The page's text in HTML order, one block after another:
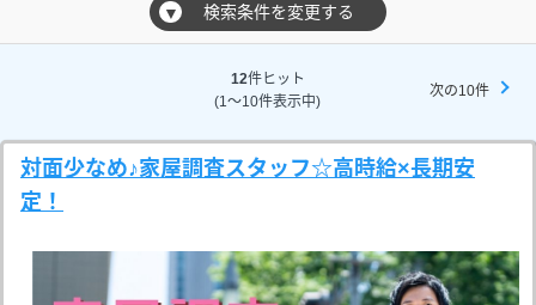
▼ 検索条件を変更する
12件ヒット
(1～10件表示中)
次の10件
対面少なめ♪家屋調査スタッフ☆高時給×長期安
定！